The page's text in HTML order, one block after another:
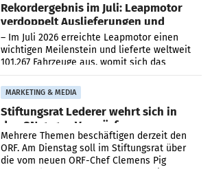
Rekordergebnis im Juli: Leapmotor
verdoppelt Auslieferungen und
überschreitet die 100.000er-Marke
– Im Juli 2026 erreichte Leapmotor einen
wichtigen Meilenstein und lieferte weltweit
101.267 Fahrzeuge aus, womit sich das
Ergebnis gegenüber Juli 2025 mehr als
verdoppelte (+102
MARKETING & MEDIA
Stiftungsrat Lederer wehrt sich in
den SN gegen Vorwürfe
Mehrere Themen beschäftigen derzeit den
ORF. Am Dienstag soll im Stiftungsrat über
die vom neuen ORF-Chef Clemens Pig